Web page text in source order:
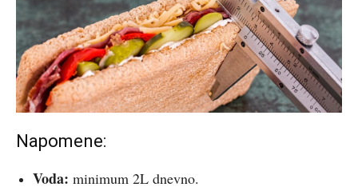
Napomene:
Voda: minimum 2L dnevno.